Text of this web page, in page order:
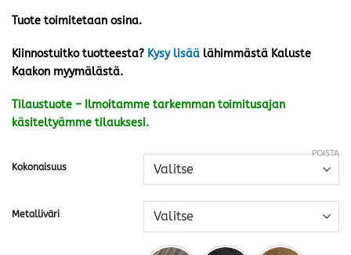
Tuote toimitetaan osina.
Kiinnostuitko tuotteesta? Kysy lisää lähimmästä Kaluste
Kaakon myymälästä.
Tilaustuote – Ilmoitamme tarkemman toimitusajan
käsiteltyämme tilauksesi.
Kokonaisuus
Metalliväri
POISTA